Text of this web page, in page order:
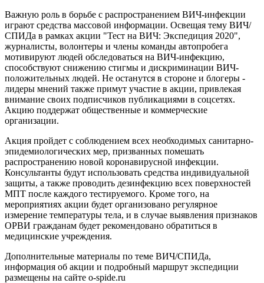
Важную роль в борьбе с распространением ВИЧ-инфекции
играют средства массовой информации. Освещая тему ВИЧ/
СПИДа в рамках акции "Тест на ВИЧ: Экспедиция 2020",
журналисты, волонтеры и члены команды автопробега
мотивируют людей обследоваться на ВИЧ-инфекцию,
способствуют снижению стигмы и дискриминации ВИЧ-
положительных людей. Не останутся в стороне и блогеры -
лидеры мнений также примут участие в акции, привлекая
внимание своих подписчиков публикациями в соцсетях.
Акцию поддержат общественные и коммерческие
организации.
Акция пройдет с соблюдением всех необходимых санитарно-
эпидемиологических мер, призванных помешать
распространению новой коронавирусной инфекции.
Консультанты будут использовать средства индивидуальной
защиты, а также проводить дезинфекцию всех поверхностей
МПТ после каждого тестируемого. Кроме того, на
мероприятиях акции будет организовано регулярное
измерение температуры тела, и в случае выявления признаков
ОРВИ гражданам будет рекомендовано обратиться в
медицинские учреждения.
Дополнительные материалы по теме ВИЧ/СПИДа,
информация об акции и подробный маршрут экспедиции
размещены на сайте o-spide.ru